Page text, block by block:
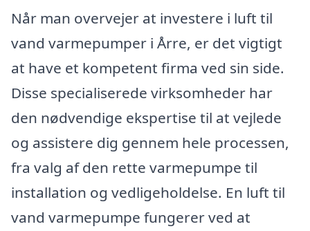
Når man overvejer at investere i luft til
vand varmepumper i Årre, er det vigtigt
at have et kompetent firma ved sin side.
Disse specialiserede virksomheder har
den nødvendige ekspertise til at vejlede
og assistere dig gennem hele processen,
fra valg af den rette varmepumpe til
installation og vedligeholdelse. En luft til
vand varmepumpe fungerer ved at